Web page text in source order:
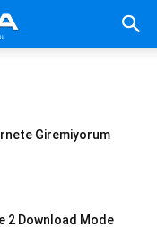
Giremiyorum
2 Download Mode